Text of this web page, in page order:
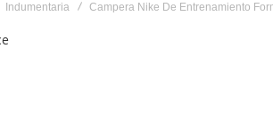
Indumentaria Campera Nike De Entrenamiento